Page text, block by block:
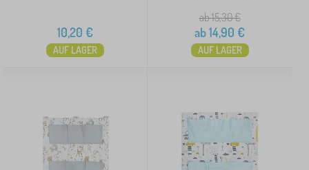
Grau
1
10,20 €
AUF LAGER
ab 15,30€
ab14,90 €
AUF LAGER